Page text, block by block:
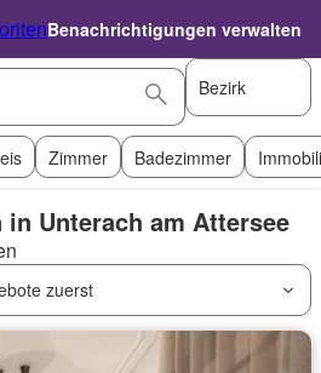
Benachrichtigungen verwalten
Bezirk
Zimmer Badezimmer
Unterach am Attersee
zuerst